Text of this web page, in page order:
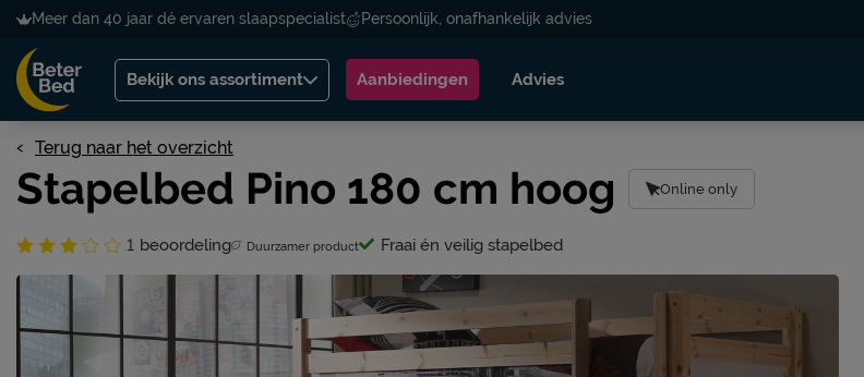
Meer dan 40 jaar dé ervaren slaapspecialist Persoonlijk, onafhankelijk advies
Bekijk ons assortiment Aanbiedingen Advies
Terug naar het overzicht
Stapelbed Pino 180 cm hoog Online only
1 beoordeling Duurzamer product Fraai én veilig stapelbed